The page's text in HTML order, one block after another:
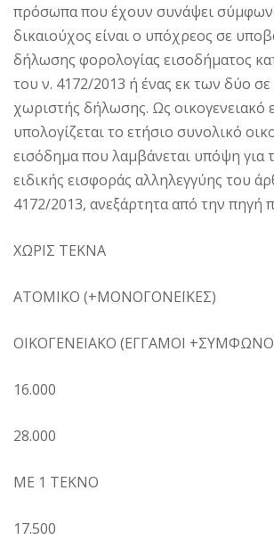
πρόσωπα που έχουν συνάψει
δικαιούχος είναι ο υπόχρεος σε
δήλωσης φορολογίας εισοδήματος
του ν. 4172/2013 ή ένας εκ των δύο
χωριστής δήλωσης. Ως οικογενειακό
υπολογίζεται το ετήσιο συνολικό
εισόδημα που λαμβάνεται υπόψη για
ειδικής εισφοράς αλληλεγγύης του
4172/2013, ανεξάρτητα από την πηγή
ΧΩΡΙΣ ΤΕΚΝΑ
ΑΤΟΜΙΚΟ (+ΜΟΝΟΓΟΝΕΪΚΕΣ)
ΟΙΚΟΓΕΝΕΙΑΚΟ (ΕΓΓΑΜΟΙ
16.000
28.000
ΜΕ 1 ΤΕΚΝΟ
17.500